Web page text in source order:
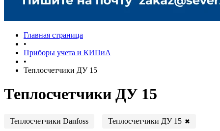
Главная страница
•
Приборы учета и КИПиА
•
Теплосчетчики ДУ 15
Теплосчетчики ДУ 15
Теплосчетчики Danfoss Теплосчетчики ДУ 15 ✖